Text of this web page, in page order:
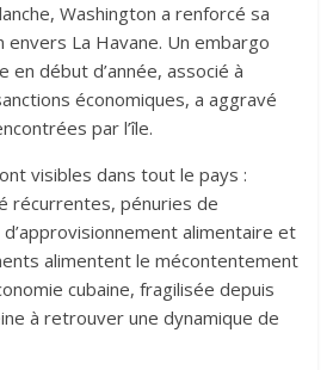
Washington a renforcé sa
La Havane. Un embargo
en début d’année, associé à
économiques, a aggravé
par l’île.
visibles dans tout le pays :
récurrentes, pénuries de
alimentaire et
alimentent le mécontentement
cubaine, fragilisée depuis
à retrouver une dynamique de